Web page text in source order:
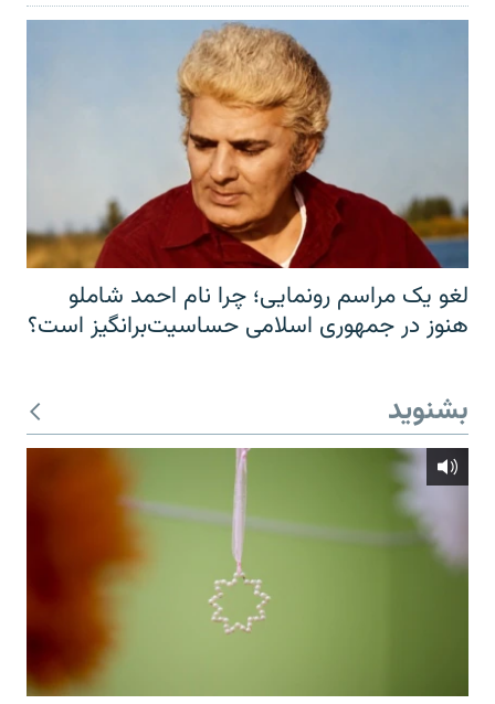
لغو یک مراسم رونمایی؛ چرا نام احمد شاملو
هنوز در جمهوری اسلامی حساسیت‌برانگیز است؟
بشنوید